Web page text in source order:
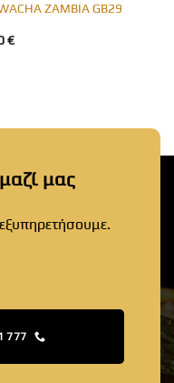
ZAMBIA GB29
€
μας
777